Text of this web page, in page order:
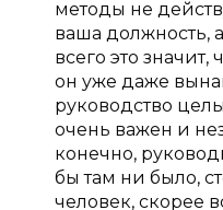
методы не
ваша должность,
всего это
он уже даже
руководство
очень важен и
конечно,
бы там ни было,
человек, скорее